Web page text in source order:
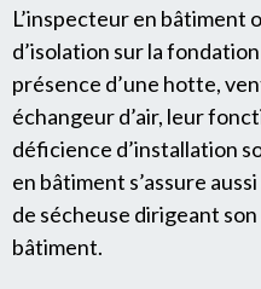
L’inspecteur en bâtiment
d’isolation sur la
présence d’une hotte,
échangeur d’air, leur
déficience d’installation
en bâtiment s’assure
de sécheuse dirigeant
bâtiment.